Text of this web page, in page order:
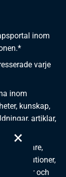
inom
varje
inom
kunskap,
artiklar,
tandläkare,
institutioner,
och
×